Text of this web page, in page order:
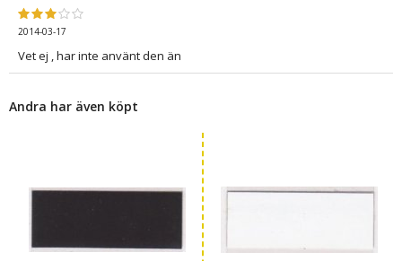
2014-03-17
Vet ej , har inte använt den än
Andra har även köpt